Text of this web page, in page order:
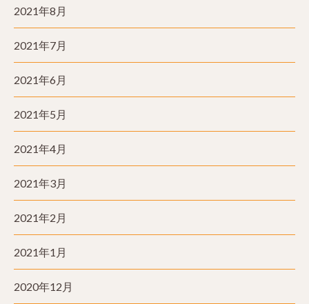
2021年8月
2021年7月
2021年6月
2021年5月
2021年4月
2021年3月
2021年2月
2021年1月
2020年12月